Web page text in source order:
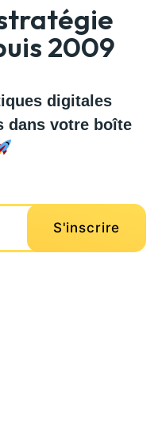
2009
digitales
dans votre boîte